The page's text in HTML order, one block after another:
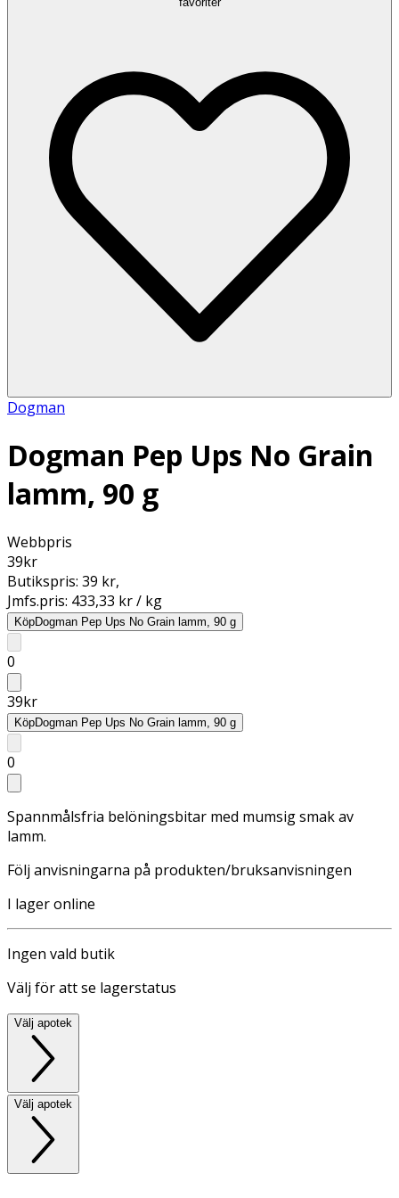
Dogman
Dogman Pep Ups No Grain
lamm, 90 g
Webbpris
39kr
Butikspris: 39 kr,
Jmfs.pris: 433,33 kr / kg
KöpDogman Pep Ups No Grain lamm, 90 g
0
39kr
KöpDogman Pep Ups No Grain lamm, 90 g
0
Spannmålsfria belöningsbitar med mumsig smak av
lamm.
Följ anvisningarna på produkten/bruksanvisningen
I lager online
Ingen vald butik
Välj för att se lagerstatus
Välj apotek
Välj apotek